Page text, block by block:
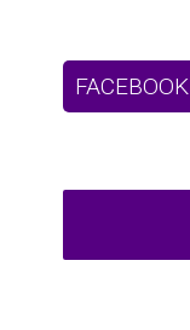
FACEBOOK